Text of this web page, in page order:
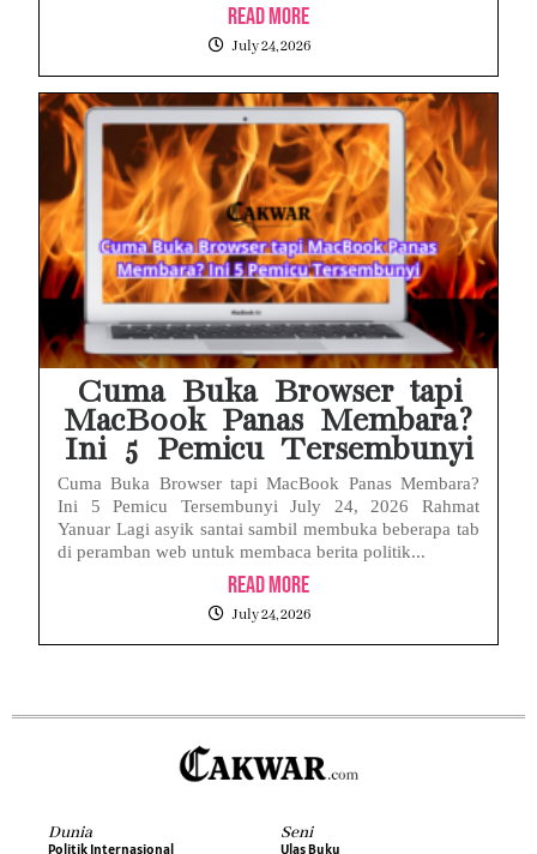
Read More
July 24, 2026
Cuma Buka Browser tapi
MacBook Panas Membara?
Ini 5 Pemicu Tersembunyi
Cuma Buka Browser tapi MacBook Panas Membara?
Ini 5 Pemicu Tersembunyi July 24, 2026 Rahmat
Yanuar Lagi asyik santai sambil membuka beberapa tab
di peramban web untuk membaca berita politik...
Read More
July 24, 2026
Dunia
Politik Internasional
Seni
Ulas Buku